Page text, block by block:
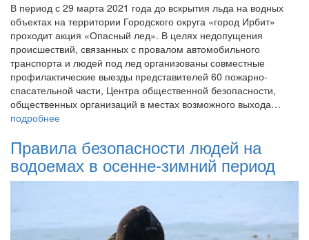
В период с 29 марта 2021 года до вскрытия льда на водных
объектах на территории Городского округа «город Ирбит»
проходит акция «Опасный лед». В целях недопущения
происшествий, связанных с провалом автомобильного
транспорта и людей под лед организованы совместные
профилактические выезды представителей 60 пожарно-
спасательной части, Центра общественной безопасности,
общественных организаций в местах возможного выхода…
подробнее
Правила безопасности людей на
водоемах в осенне-зимний период